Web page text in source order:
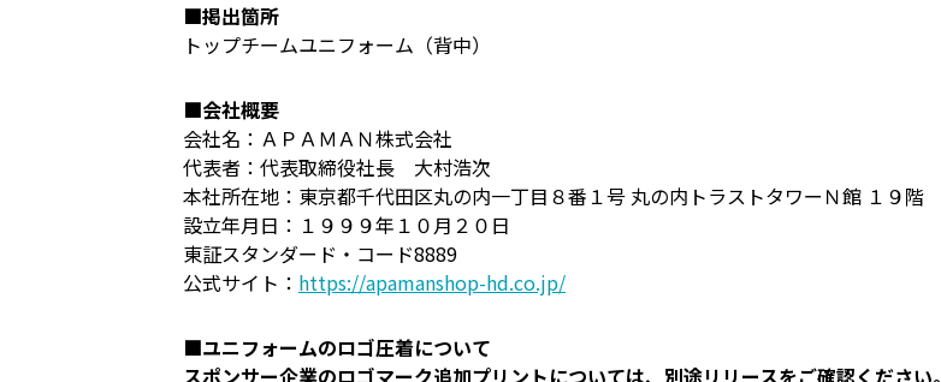
■掲出箇所
トップチームユニフォーム（背中）
■会社概要
会社名：ＡＰＡＭＡＮ株式会社
代表者：代表取締役社長 大村浩次
本社所在地：東京都千代田区丸の内一丁目８番１号 丸の内トラストタワーＮ館 １９階
設立年月日：１９９９年１０月２０日
東証スタンダード・コード8889
公式サイト： https://apamanshop-hd.co.jp/
■ユニフォームのロゴ圧着について
スポンサー企業のロゴマーク追加プリントについては、別途リリースをご確認ください。